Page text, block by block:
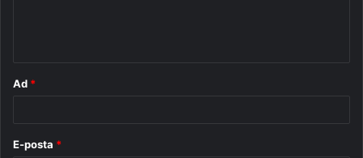
Ad *
E-posta *